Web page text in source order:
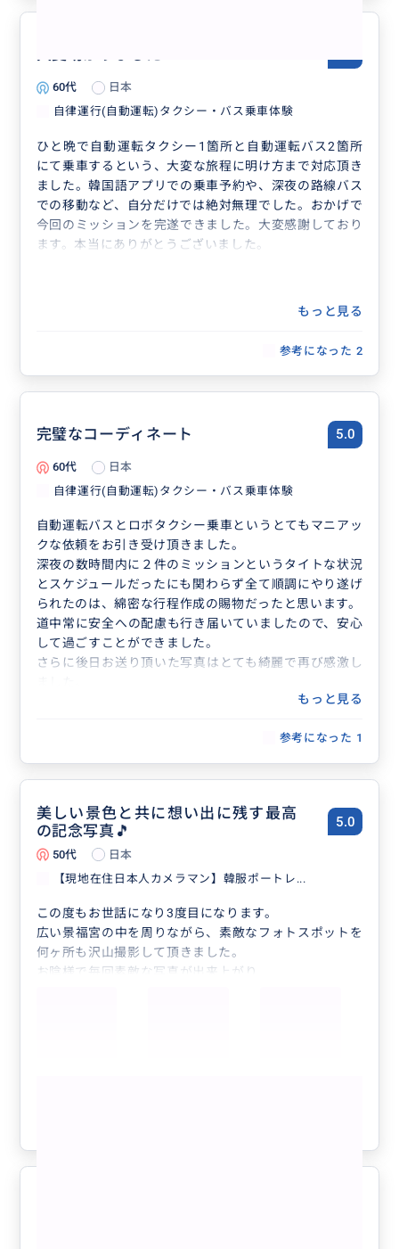
60代
日本
自律運行(自動運転)タクシー・バス乗車体験
ひと晩で自動運転タクシー1箇所と自動運転バス2箇所
にて乗車するという、大変な旅程に明け方まで対応頂き
ました。韓国語アプリでの乗車予約や、深夜の路線バス
での移動など、自分だけでは絶対無理でした。おかげで
今回のミッションを完遂できました。大変感謝しており
ます。本当にありがとうございました。
もっと見る
参考になった 2
完璧なコーディネート 5.0
60代
日本
自律運行(自動運転)タクシー・バス乗車体験
自動運転バスとロボタクシー乗車というとてもマニアッ
クな依頼をお引き受け頂きました。
深夜の数時間内に２件のミッションというタイトな状況
とスケジュールだったにも関わらず全て順調にやり遂げ
られたのは、綿密な行程作成の賜物だったと思います。
道中常に安全への配慮も行き届いていましたので、安心
して過ごすことができました。
さらに後日お送り頂いた写真はとても綺麗で再び感激し
終始丁寧な仕事ぶりに感謝しかございません。もっと見る
参考になった 1
美しい景色と共に想い出に残す最高
の記念写真🎵
5.0
50代
日本
【現地在住日本人カメラマン】韓服ポートレ...
この度もお世話になり3度目になります。
広い景福宮の中を周りながら、素敵なフォトスポットを
何ヶ所も沢山撮影して頂きました。
お陰様で毎回素敵な写真が出来上がり